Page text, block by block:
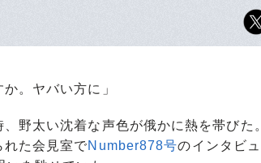
。ヤバい方に」
野太い沈着な声色が俄かに熱を帯びた
た会見室でNumber878号のインタビ